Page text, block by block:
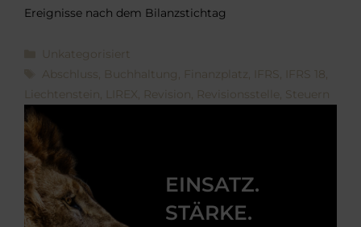
Ereignisse nach dem Bilanzstichtag
Kategorien
Unkategorisiert
Schlagwörter
Abschluss , Buchhaltung, Finanzplatz, IFRS, IFRS 18,
Liechtenstein, LIREX, Revision, Revisionsstelle, Steuern
EINSATZ.
STÄRKE.